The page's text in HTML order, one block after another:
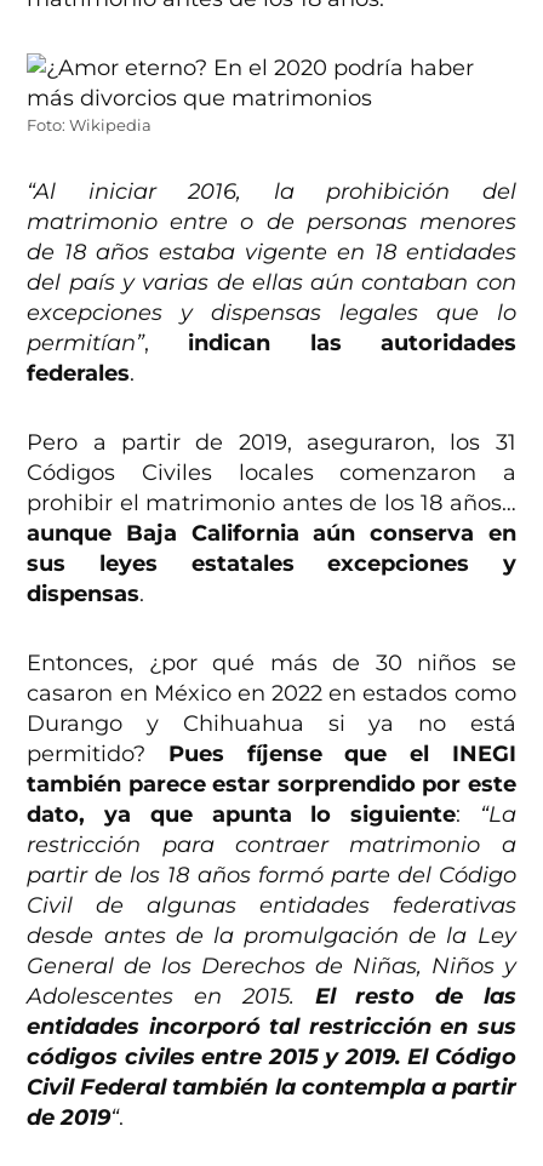
Foto: Wikipedia
“Al iniciar 2016, la prohibición del
matrimonio entre o de personas menores
de 18 años estaba vigente en 18 entidades
del país y varias de ellas aún contaban con
excepciones y dispensas legales que lo
permitían”, indican las autoridades
federales.
Pero a partir de 2019, aseguraron, los 31
Códigos Civiles locales comenzaron a
prohibir el matrimonio antes de los 18 años…
aunque Baja California aún conserva en
sus leyes estatales excepciones y
dispensas.
Entonces, ¿por qué más de 30 niños se
casaron en México en 2022 en estados como
Durango y Chihuahua si ya no está
permitido? Pues fíjense que el INEGI
también parece estar sorprendido por este
dato, ya que apunta lo siguiente:
“La
restricción para contraer matrimonio a
partir de los 18 años formó parte del Código
Civil de algunas entidades federativas
desde antes de la promulgación de la Ley
General de los Derechos de Niñas, Niños y
Adolescentes en 2015. El resto de las
entidades incorporó tal restricción en sus
códigos civiles entre 2015 y 2019. El Código
Civil Federal también la contempla a partir
de 2019“.